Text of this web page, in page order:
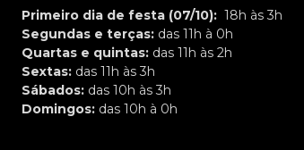
Primeiro dia de festa (07/10): 18h às 3h
Segundas e terças: das 11h à 0h
Quartas e quintas: das 11h às 2h
Sextas: das 11h às 3h
Sábados: das 10h às 3h
Domingos: das 10h à 0h